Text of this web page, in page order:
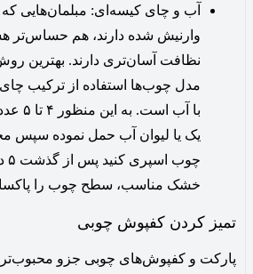
آب و چای کیسه‌ای: مبلمان‌هایی
وارنیش شده دارند، هم حساس‌تر
نظافت آسان‌تری دارند. بهترین
مدل چوب‌ها استفاده از ترکیب
با آب
یک یا لیوان آب حمل نموده سپس
خشک مناسب، سطح چوب را
تمیز کردن کفپوش چوبی
پارکت و کفپوش‌های چوبی جزو